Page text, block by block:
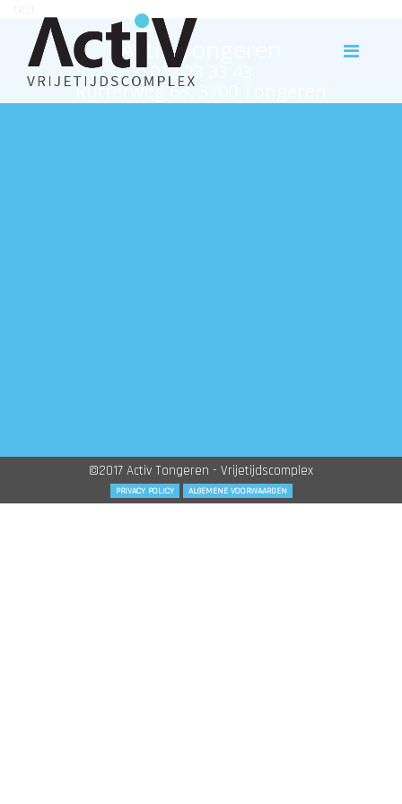
Activ Tongeren
012 23 33 43
Rutterweg 63, 3700 Tongeren
©2017 Activ Tongeren - Vrijetijdscomplex
PRIVACY POLICY ALGEMENE VOORWAARDEN